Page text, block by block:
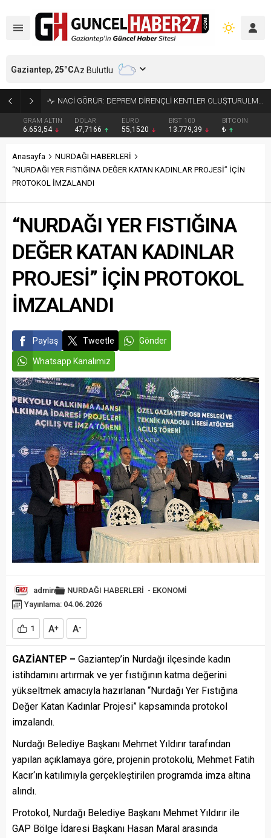
4.5 BÜYÜKLÜĞÜNDEKİ DEPREM GÜVENLİK KAMERASINDA
GRAM ALTIN
6.653,54
DOLAR
47,7166
EURO
55,1520
BIST 100
13.779,39
BITCOIN
₺
Gaziantep, 25°CAz Bulutlu
Anasayfa
NURDAĞI HABERLERİ
“NURDAĞI YER FISTIĞINA DEĞER KATAN KADINLAR PROJESİ” İÇİN
PROTOKOL İMZALANDI
“NURDAĞI YER FISTIĞINA
DEĞER KATAN KADINLAR
PROJESİ” İÇİN PROTOKOL
İMZALANDI
Paylaş Tweetle Gönder
Whatsapp Kanalımız
admin NURDAĞI HABERLERİ - EKONOMİ
Yayınlama: 04.06.2026
1 A+ A-
GAZİANTEP – Gaziantep’in Nurdağı ilçesinde kadın
istihdamını artırmak ve yer fıstığının katma değerini
yükseltmek amacıyla hazırlanan “Nurdağı Yer Fıstığına
Değer Katan Kadınlar Projesi” kapsamında protokol
imzalandı.
Nurdağı Belediye Başkanı Mehmet Yıldırır tarafından
yapılan açıklamaya göre, projenin protokolü, Mehmet Fatih
Kacır‘ın katılımıyla gerçekleştirilen programda imza altına
alındı.
Protokol, Nurdağı Belediye Başkanı Mehmet Yıldırır ile
GAP Bölge İdaresi Başkanı Hasan Maral arasında